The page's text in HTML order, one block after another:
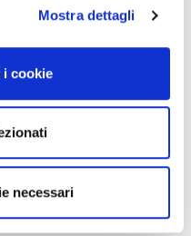
Mostra dettagli
cookie
necessari
di una giornata, ma si arriva sino
Trail